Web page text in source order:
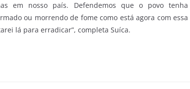
em nosso país. Defendemos que o povo tenha
ou morrendo de fome como está agora com essa
lá para erradicar”, completa Suíca.